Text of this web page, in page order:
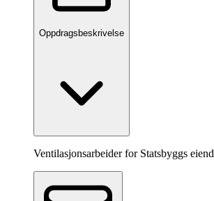
Oppdragsbeskrivelse
Ventilasjonsarbeider for Statsbyggs